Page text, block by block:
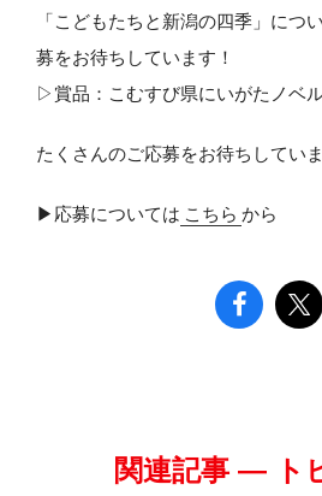
「こどもたちと新潟の四季」につ
募をお待ちしています！
▷賞品：こむすび県にいがたノベ
たくさんのご応募をお待ちしていま
▶︎応募については こちら から
関連記事 — ト